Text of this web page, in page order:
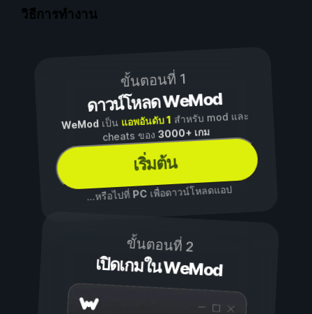
วิธีการทำงาน
ขั้นตอนที่ 1
ดาวน์โหลด WeMod
WeModเป็น แอพอันดับ 1 สำหรับ mod และ
cheats ของ3000+ เกม
เริ่มต้น
...หรือไปที่ PCเพื่อดาวน์โหลดแอป
ขั้นตอนที่ 2
เปิดเกมใน WeMod